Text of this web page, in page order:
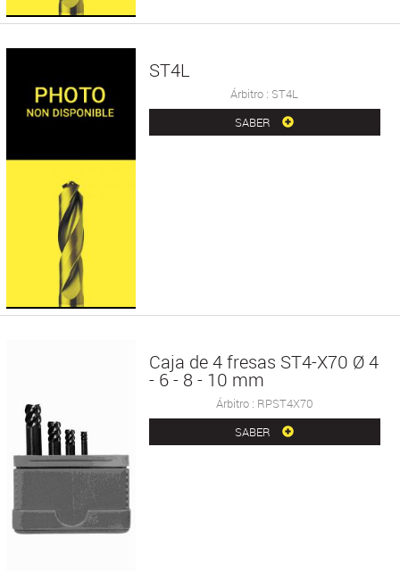
ST4L
Árbitro : ST4L
SABER
Caja de 4 fresas ST4-X70 Ø 4
- 6 - 8 - 10 mm
Árbitro : RPST4X70
SABER